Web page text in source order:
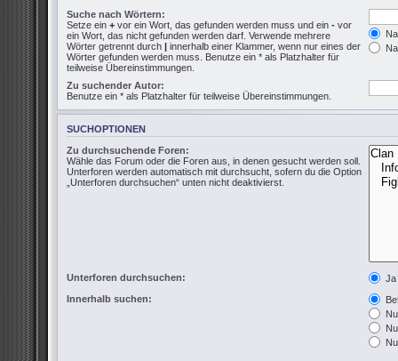
Suche nach Wörtern:
Setze ein + vor ein Wort, das gefunden werden muss und ein - vor
ein Wort, das nicht gefunden werden darf. Verwende mehrere
Wörter getrennt durch | innerhalb einer Klammer, wenn nur eines der
Wörter gefunden werden muss. Benutze ein * als Platzhalter für
teilweise Übereinstimmungen.
Zu suchender Autor:
Benutze ein * als Platzhalter für teilweise Übereinstimmungen.
SUCHOPTIONEN
Zu durchsuchende Foren:
Wähle das Forum oder die Foren aus, in denen gesucht werden soll.
Unterforen werden automatisch mit durchsucht, sofern du die Option
„Unterforen durchsuchen“ unten nicht deaktivierst.
Unterforen durchsuchen:
Ja
Innerhalb suchen: